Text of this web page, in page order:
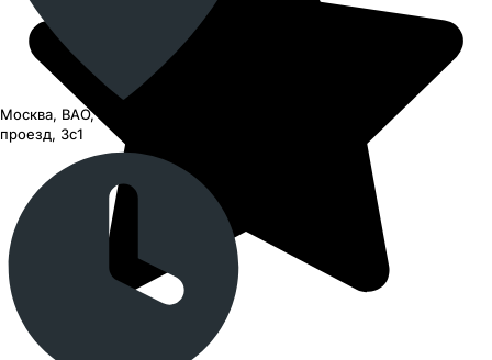
Москва, ВАО, Черницынский
проезд, 3с1